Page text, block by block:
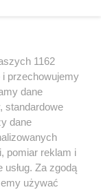
z portali
sięz nami
1162
przechowujemy
dane
standardowe
dane
pomiar reklam i
Za zgodą
używać